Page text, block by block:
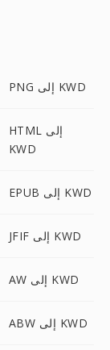
PNG إلى KWD
HTML إلى
KWD
EPUB إلى KWD
JFIF إلى KWD
AW إلى KWD
ABW إلى KWD